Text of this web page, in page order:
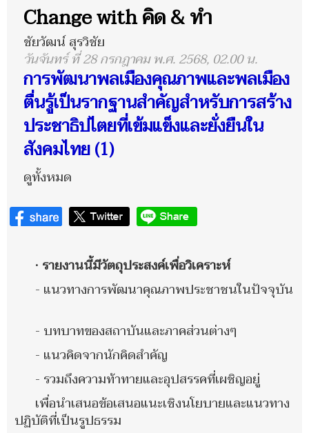
Change with คิด & ทำ
ชัยวัฒน์ สุรวิชัย
วันจันทร์ ที่ 28 กรกฎาคม พ.ศ. 2568, 02.00 น.
การพัฒนาพลเมืองคุณภาพและพลเมือง
ตื่นรู้เป็นรากฐานสำคัญสำหรับการสร้าง
ประชาธิปไตยที่เข้มแข็งและยั่งยืนใน
สังคมไทย (1)
ดูทั้งหมด
• รายงานนี้มีวัตถุประสงค์เพื่อวิเคราะห์
- แนวทางการพัฒนาคุณภาพประชาชนในปัจจุบัน
- บทบาทของสถาบันและภาคส่วนต่างๆ
- แนวคิดจากนักคิดสำคัญ
- รวมถึงความท้าทายและอุปสรรคที่เผชิญอยู่
เพื่อนำเสนอข้อเสนอแนะเชิงนโยบายและแนวทาง
ปฏิบัติที่เป็นรูปธรรม